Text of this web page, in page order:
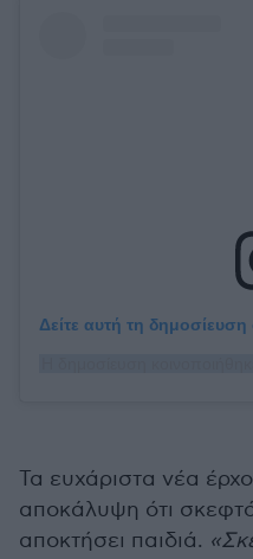
Δείτε αυτή τη
Τα ευχάριστα νέα
αποκάλυψη ότι
αποκτήσει παιδιά.